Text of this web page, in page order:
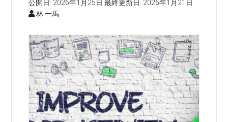
公開日: 2026年1月25日 最終更新日: 2026年1月21日
林 一馬